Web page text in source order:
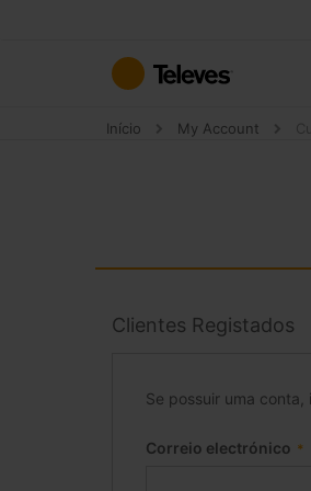
o
Conteúdo
Início My Account
Clientes Registados
Se possuir uma conta,
Correio electrónico